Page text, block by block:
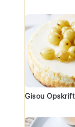
Gisou Opskrift